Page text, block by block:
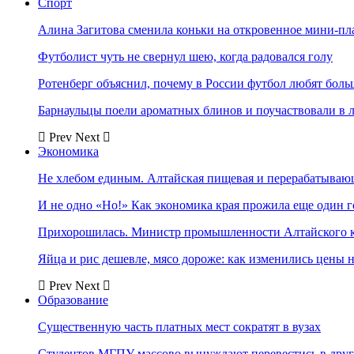
Спорт
Алина Загитова сменила коньки на откровенное мини-
Футболист чуть не свернул шею, когда радовался голу
Ротенберг объяснил, почему в России футбол любят
Барнаульцы поели ароматных блинов и поучаствовали в
Prev Next
Экономика
Не хлебом единым. Алтайская пищевая и
И не одно «Но!» Как экономика края прожила еще один
Прихорошилась. Министр промышленности
Яйца и рис дешевле, мясо дороже: как изменились цены
Prev Next
Образование
Существенную часть платных мест сократят в вузах